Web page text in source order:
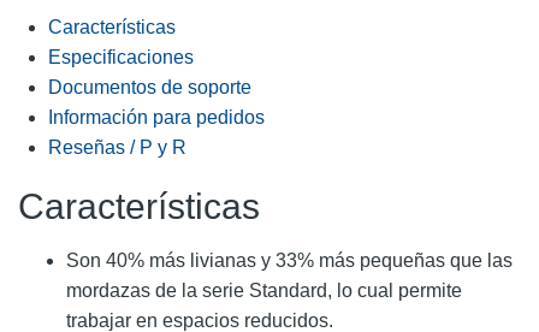
Características
Especificaciones
Documentos de soporte
Información para pedidos
Reseñas / P y R
Características
Son 40% más livianas y 33% más pequeñas que las
mordazas de la serie Standard, lo cual permite
trabajar en espacios reducidos.